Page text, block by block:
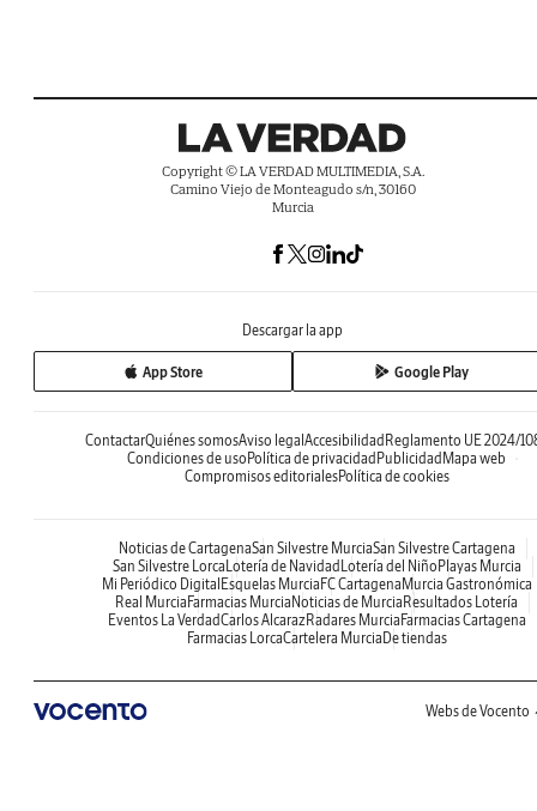
Copyright © LA VERDAD MULTIMEDIA, S.A.
Camino Viejo de Monteagudo s/n, 30160
Murcia
Descargar la app
App Store Google Play
ContactarQuiénes somosAviso legal Accesibilidad Reglamento UE 2024/
Condiciones de uso Política de privacidad Publicidad Mapa web
Compromisos editorialesPolítica de cookies
Noticias de CartagenaSan Silvestre MurciaSan Silvestre Cartagena
San Silvestre Lorca Lotería de Navidad Lotería del Niño Playas Murcia
Mi Periódico Digital Esquelas Murcia FC Cartagena Murcia Gastronómica
Real Murcia Farmacias Murcia Noticias de Murcia Resultados Lotería
Eventos La VerdadCarlos AlcarazRadares Murcia Farmacias Cartagena
Farmacias LorcaCartelera Murcia De tiendas
Webs de Vocento